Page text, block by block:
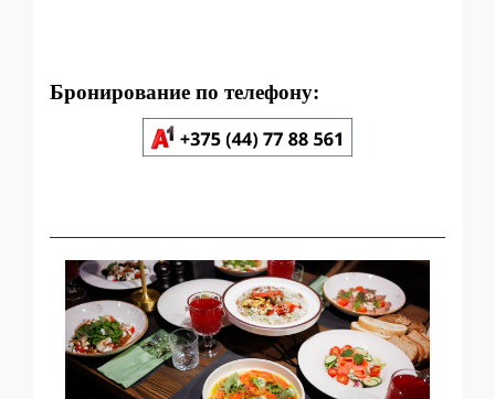
Бронирование по телефону: